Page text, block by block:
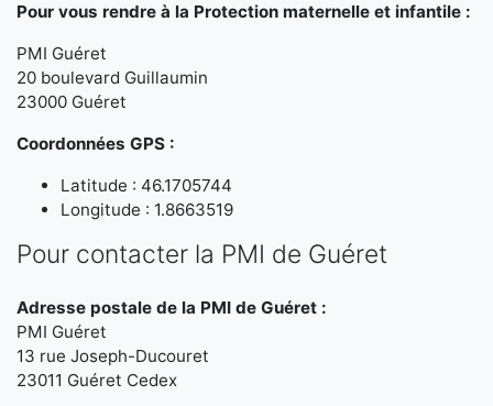
Pour vous rendre à la Protection maternelle et infantile :
PMI Guéret
20 boulevard Guillaumin
23000 Guéret
Coordonnées GPS :
Latitude : 46.1705744
Longitude : 1.8663519
Pour contacter la PMI de Guéret
Adresse postale de la PMI de Guéret :
PMI Guéret
13 rue Joseph-Ducouret
23011 Guéret Cedex